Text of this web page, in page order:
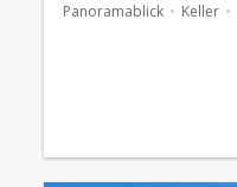
Panoramablick Keller